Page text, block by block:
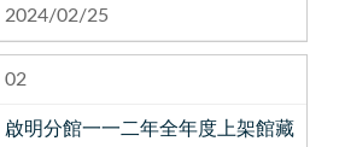
2024/02/25
02
啟明分館一一二年全年度上架館藏